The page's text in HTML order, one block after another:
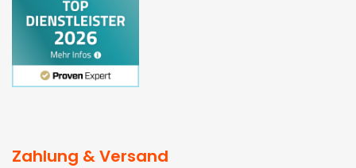
Zahlung & Versand